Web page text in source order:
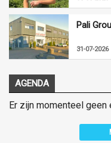
Pali
31-07-2026
AGENDA
Er zijn momenteel